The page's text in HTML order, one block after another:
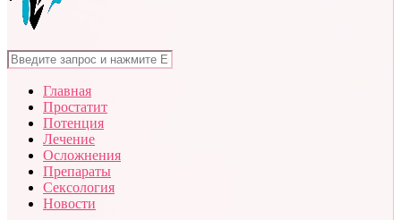
Главная
Простатит
Потенция
Лечение
Осложнения
Препараты
Сексология
Новости